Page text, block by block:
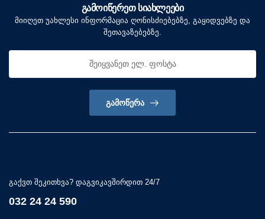
ᲒᲐᲛᲝᲘᲬᲔᲠᲔᲗ ᲡᲘᲐᲮᲚᲔᲔᲑᲘ
მიიღეთ უახლესი ინფორმაცია ღონისძიებებზე, გაყიდვებზე და
შეთავაზებებზე.
ᲒᲐᲛᲝᲬᲔᲠᲐ
გაქვთ შეკითხვა? დაგვიკავშირდით 24/7
032 24 24 590